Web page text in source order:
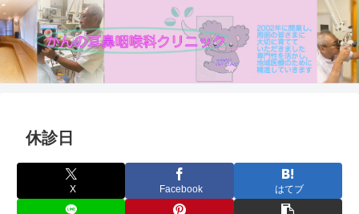
休診日
X Facebook はてブ